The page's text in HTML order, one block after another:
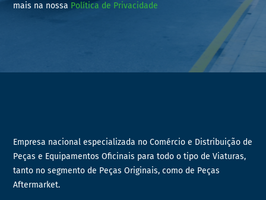
mais na nossa Política de Privacidade
Empresa nacional especializada no Comércio e Distribuição de
Peças e Equipamentos Oficinais para todo o tipo de Viaturas,
tanto no segmento de Peças Originais, como de Peças
Aftermarket.